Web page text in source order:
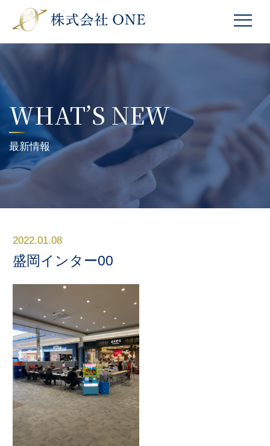
WHAT’S NEW
最新情報
2022.01.08
盛岡インター00